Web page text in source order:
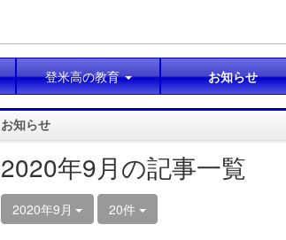
登米高の教育 お知らせ
お知らせ
2020年9月の記事一覧
2020年9月 20件